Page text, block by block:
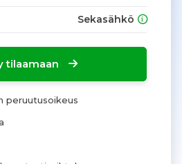
Sekasähkö
tilaamaan
peruutusoikeus